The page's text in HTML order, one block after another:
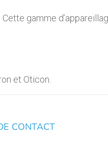
gamme
et Oticon.
CONTACT